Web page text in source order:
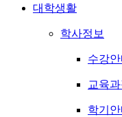
대학생활
학사정보
수강안
교육과
학기안